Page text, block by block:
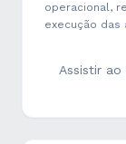
operacional,
execução das
Assistir ao